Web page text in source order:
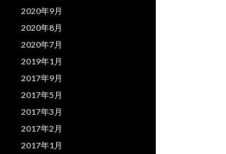
2020年9月
2020年8月
2020年7月
2019年1月
2017年9月
2017年5月
2017年3月
2017年2月
2017年1月